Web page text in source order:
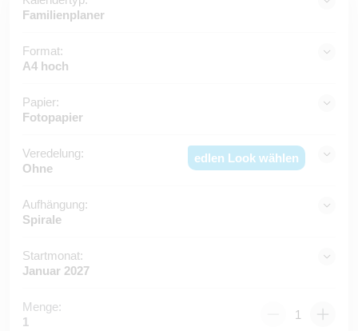
Familienplaner
Format:
A4 hoch
Papier:
Fotopapier
Veredelung:
Ohne
edlen Look wählen
Aufhängung:
Spirale
Startmonat:
Januar 2027
Menge:
1